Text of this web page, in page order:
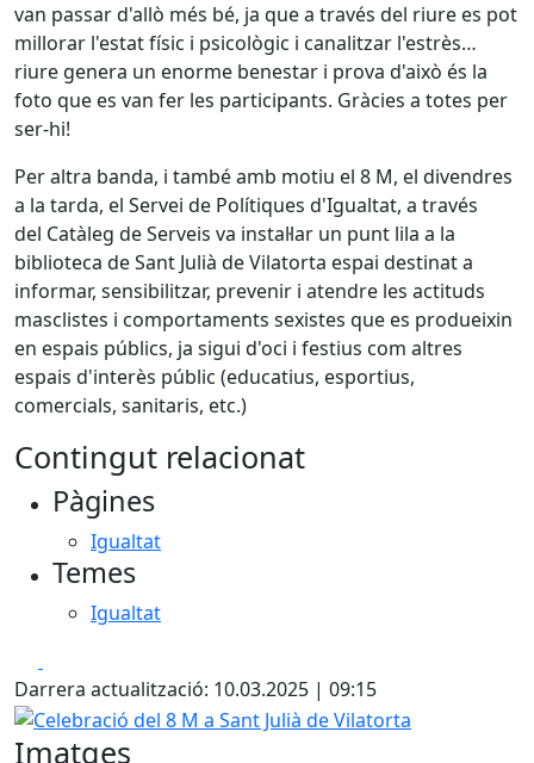
van passar d'allò més bé, ja que a través del riure es pot
millorar l'estat físic i psicològic i canalitzar l'estrès…
riure genera un enorme benestar i prova d'això és la
foto que es van fer les participants. Gràcies a totes per
ser-hi!
Per altra banda, i també amb motiu el 8 M, el divendres
a la tarda, el Servei de Polítiques d'Igualtat, a través
del Catàleg de Serveis va instal·lar un punt lila a la
biblioteca de Sant Julià de Vilatorta espai destinat a
informar, sensibilitzar, prevenir i atendre les actituds
masclistes i comportaments sexistes que es produeixin
en espais públics, ja sigui d'oci i festius com altres
espais d'interès públic (educatius, esportius,
comercials, sanitaris, etc.)
Contingut relacionat
Pàgines
Igualtat
Temes
Igualtat
Darrera actualització: 10.03.2025 | 09:15
Celebració del 8 M a Sant Julià de Vilatorta
Imatges